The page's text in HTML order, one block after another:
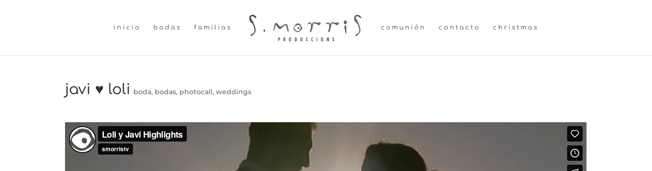
inicio bodas familias comunión contacto christmas
javi ♥ loli boda, bodas, photocall,weddings